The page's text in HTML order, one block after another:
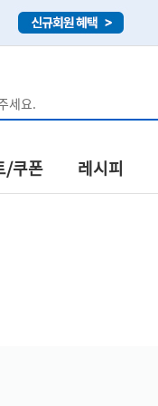
/쿠폰 레시피